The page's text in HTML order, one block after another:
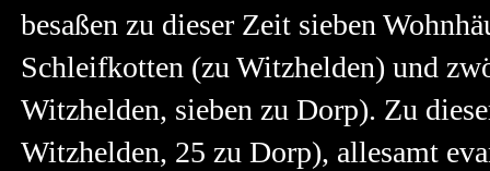
besaßen zu dieser Zeit sieben
Schleifkotten (zu Witzhelden) und
Witzhelden, sieben zu Dorp). Zu
Witzhelden, 25 zu Dorp), allesamt